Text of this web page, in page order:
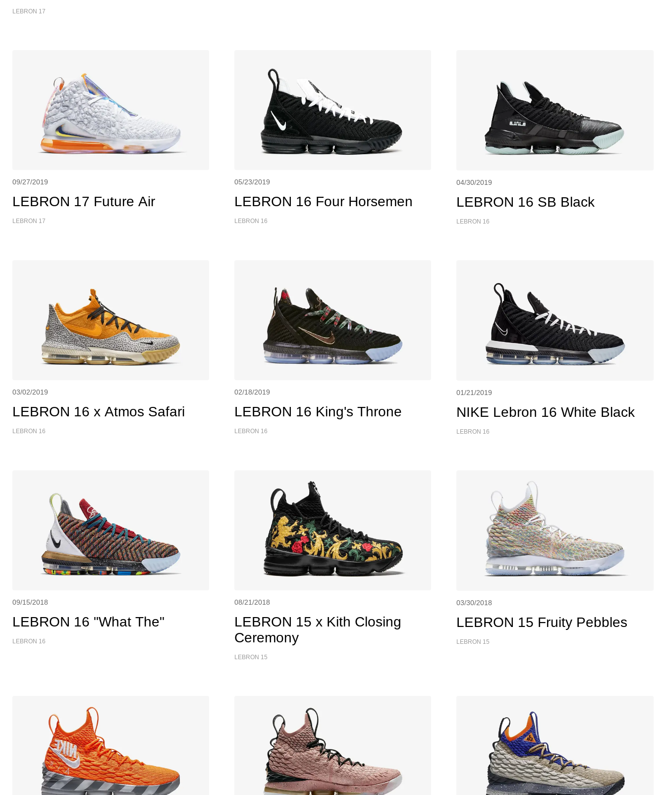
LEBRON 17
09/27/2019
LEBRON 17 Future Air
LEBRON 17
05/23/2019
LEBRON 16 Four Horsemen
LEBRON 16
04/30/2019
LEBRON 16 SB Black
LEBRON 16
03/02/2019
LEBRON 16 x Atmos Safari
LEBRON 16
02/18/2019
LEBRON 16 King's Throne
LEBRON 16
01/21/2019
NIKE Lebron 16 White Black
LEBRON 16
09/15/2018
LEBRON 16 "What The"
LEBRON 16
08/21/2018
LEBRON 15 x Kith Closing
Ceremony
LEBRON 15
03/30/2018
LEBRON 15 Fruity Pebbles
LEBRON 15